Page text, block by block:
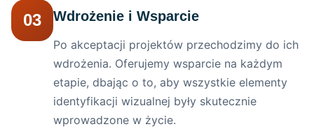
03 Wdrożenie i Wsparcie
Po akceptacji projektów przechodzimy do ich
wdrożenia. Oferujemy wsparcie na każdym
etapie, dbając o to, aby wszystkie elementy
identyfikacji wizualnej były skutecznie
wprowadzone w życie.